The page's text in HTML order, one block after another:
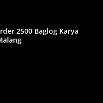
2500 Baglog Karya